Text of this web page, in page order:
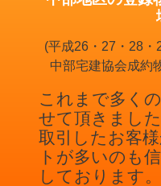
(平成26・27・28
中部宅建協会成約
これまで多く
せて頂きました
取引したお客
トが多いのも
しております。